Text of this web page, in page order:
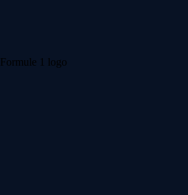
Formule 1 logo